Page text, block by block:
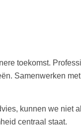
toekomst.
Samenwerken
kunnen we
centraal staat.